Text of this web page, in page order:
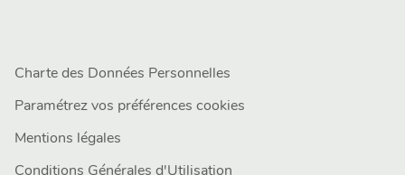
Charte des Données Personnelles
Paramétrez vos préférences cookies
Mentions légales
Conditions Générales d'Utilisation